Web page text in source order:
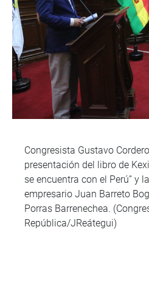
Congresista Gustavo
presentación del libro de
se encuentra con el Perú” y
empresario Juan Barreto
Porras Barrenechea.
República/JReátegui)